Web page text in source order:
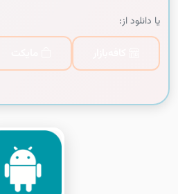
یا دانلود از: